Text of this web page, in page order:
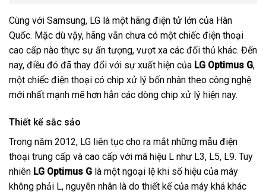
Cùng với Samsung, LG là một hãng điện tử lớn của Hàn
Quốc. Mặc dù vậy, hãng vẫn chưa có một chiếc điện thoại
cao cấp nào thực sự ấn tượng, vượt xa các đối thủ khác. Đến
nay, điều đó đã thay đổi với sự xuất hiện của LG Optimus G,
một chiếc điện thoại có chip xử lý bốn nhân theo công nghệ
mới nhất mạnh mẽ hơn hẳn các dòng chip xử lý hiện nay.
Thiết kế sắc sảo
Trong năm 2012, LG liên tục cho ra mắt những mẫu điện
thoại trung cấp và cao cấp với mã hiệu L như L3, L5, L9. Tuy
nhiên LG Optimus G là một ngoại lệ khi số hiệu của máy
không phải L, nguyên nhân là do thiết kế của máy khá khác